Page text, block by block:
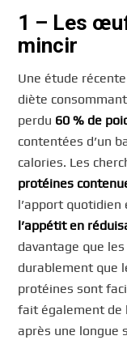
1 – Les
mincir
Une étude
diète
perdu 60 % de
contentées d’un
calories. Les
protéines
l’apport
l’appétit en
davantage que
durablement que
protéines sont
fait également de
après une longue